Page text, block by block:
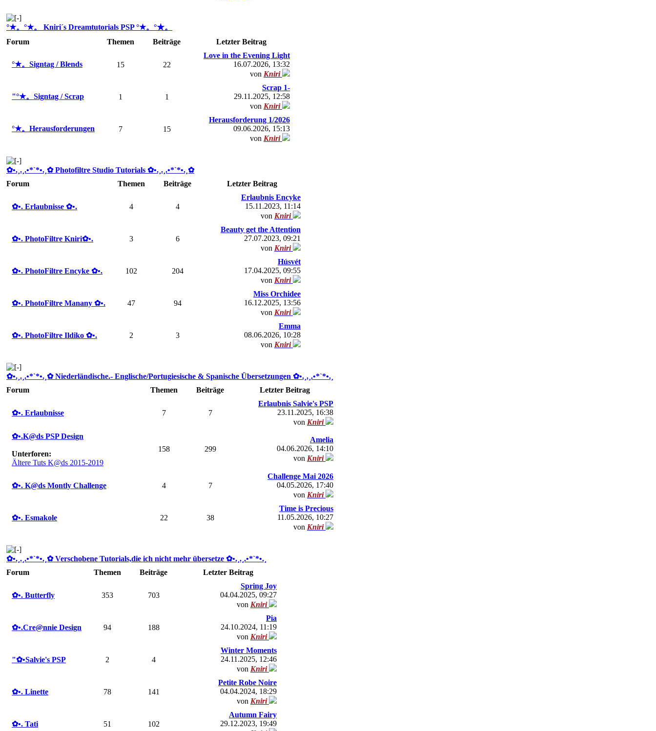
°★。°★。 Kniri´s Dreamtutorials PSP °★。°★。
Forum
Themen Beiträge Letzter Beitrag
°★。Signtag / Blends 15 22
Love in the Evening Light
16.07.2026, 13:32
von Kniri
"°★。Signtag / Scrap 1 1
Scrap 1-
29.11.2025, 12:58
von Kniri
°★。Herausforderungen 7 15
Herausforderung 1/2026
09.06.2026, 15:13
von Kniri
✿ •.¸.¸.•*`*•.¸✿ Photofiltre Studio Tutorials ✿ •.¸.¸.•*`*•.¸✿
Forum
Themen Beiträge Letzter Beitrag
✿ •. Erlaubnisse ✿ •. 4 4
Erlaubnis Encyke
15.11.2023, 11:14
von Kniri
✿ •. PhotoFiltre Kniri✿ •. 3 6
Beauty get the Attention
27.07.2023, 09:21
von Kniri
✿ •. PhotoFiltre Encyke ✿ •. 102 204
Húsvét
17.04.2025, 09:55
von Kniri
✿ •. PhotoFiltre Manany ✿ •. 47 94
Miss Orchidee
16.12.2025, 13:56
von Kniri
✿ •. PhotoFiltre Ildiko ✿ •. 2 3
Emma
08.06.2026, 10:28
von Kniri
✿ •.¸.¸.•*`*•.¸✿ Niederländische.- Englische/Portugiesische & Spanische Übersetzungen ✿ •.¸.¸.•*`*•.¸
Forum
Themen Beiträge Letzter Beitrag
✿ •. Erlaubnisse 7 7
Erlaubnis Salvie's PSP
23.11.2025, 16:38
von Kniri
✿ •.K@ds PSP Design
Unterforen:
Ältere Tuts K@ds 2015-2019
158 299
Amelia
04.06.2026, 14:10
von Kniri
✿ •. K@ds Montly Challenge 4 7
Challenge Mai 2026
04.05.2026, 17:40
von Kniri
✿ •. Esmakole 22 38
Time is Precious
11.05.2026, 10:27
von Kniri
✿ •.¸.¸.•*`*•.¸✿ Verschobene Tutorials,die ich nicht mehr übersetze ✿ •.¸.¸.•*`*•.¸
Forum
Themen Beiträge Letzter Beitrag
✿ •. Butterfly 353 703
Spring Joy
04.04.2025, 09:27
von Kniri
✿ •.Cre@nnie Design 94 188
Pia
24.10.2024, 11:19
von Kniri
"✿ •Salvie's PSP 2 4
Winter Moments
24.11.2025, 12:46
von Kniri
✿ •. Linette 78 141
Petite Robe Noire
04.04.2024, 18:29
von Kniri
✿ •. Tati 51 102
Autumn Fairy
29.12.2023, 19:49